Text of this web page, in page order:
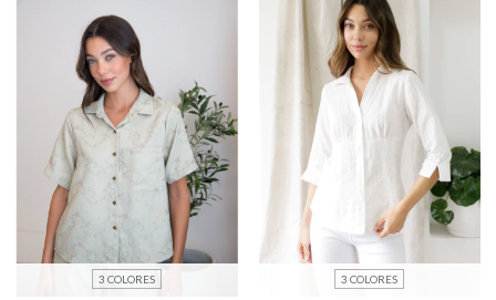
3 COLORES 3 COLORES